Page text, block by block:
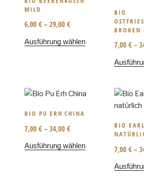
MILD
6,00 € – 29,00 €
Ausführung wählen
BIO
BROKEN
7,00 € –
BIO PU ERH CHINA
7,00 € – 34,00 €
Ausführung wählen
BIO
7,00 € –